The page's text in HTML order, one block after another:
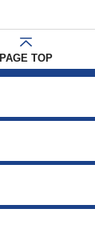
PAGE TOP